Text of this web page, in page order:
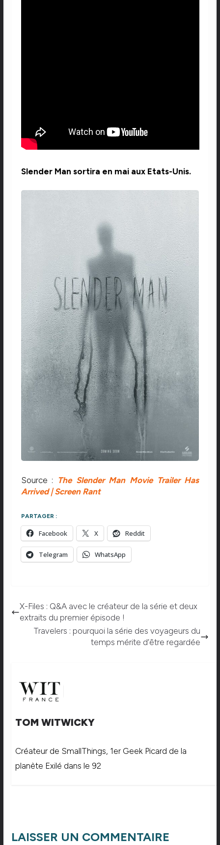
Slender Man sortira en mai aux Etats-Unis.
Source : The Slender Man Movie Trailer Has
Arrived | Screen Rant
PARTAGER :
Facebook X Reddit
Telegram WhatsApp
X-Files : Q&A avec le créateur de la série et deux
extraits du premier épisode !
Travelers : pourquoi la série des voyageurs du
temps mérite d’être regardée
TOM WITWICKY
Créateur de SmallThings, 1er Geek Picard de la
planète Exilé dans le 92
LAISSER UN COMMENTAIRE